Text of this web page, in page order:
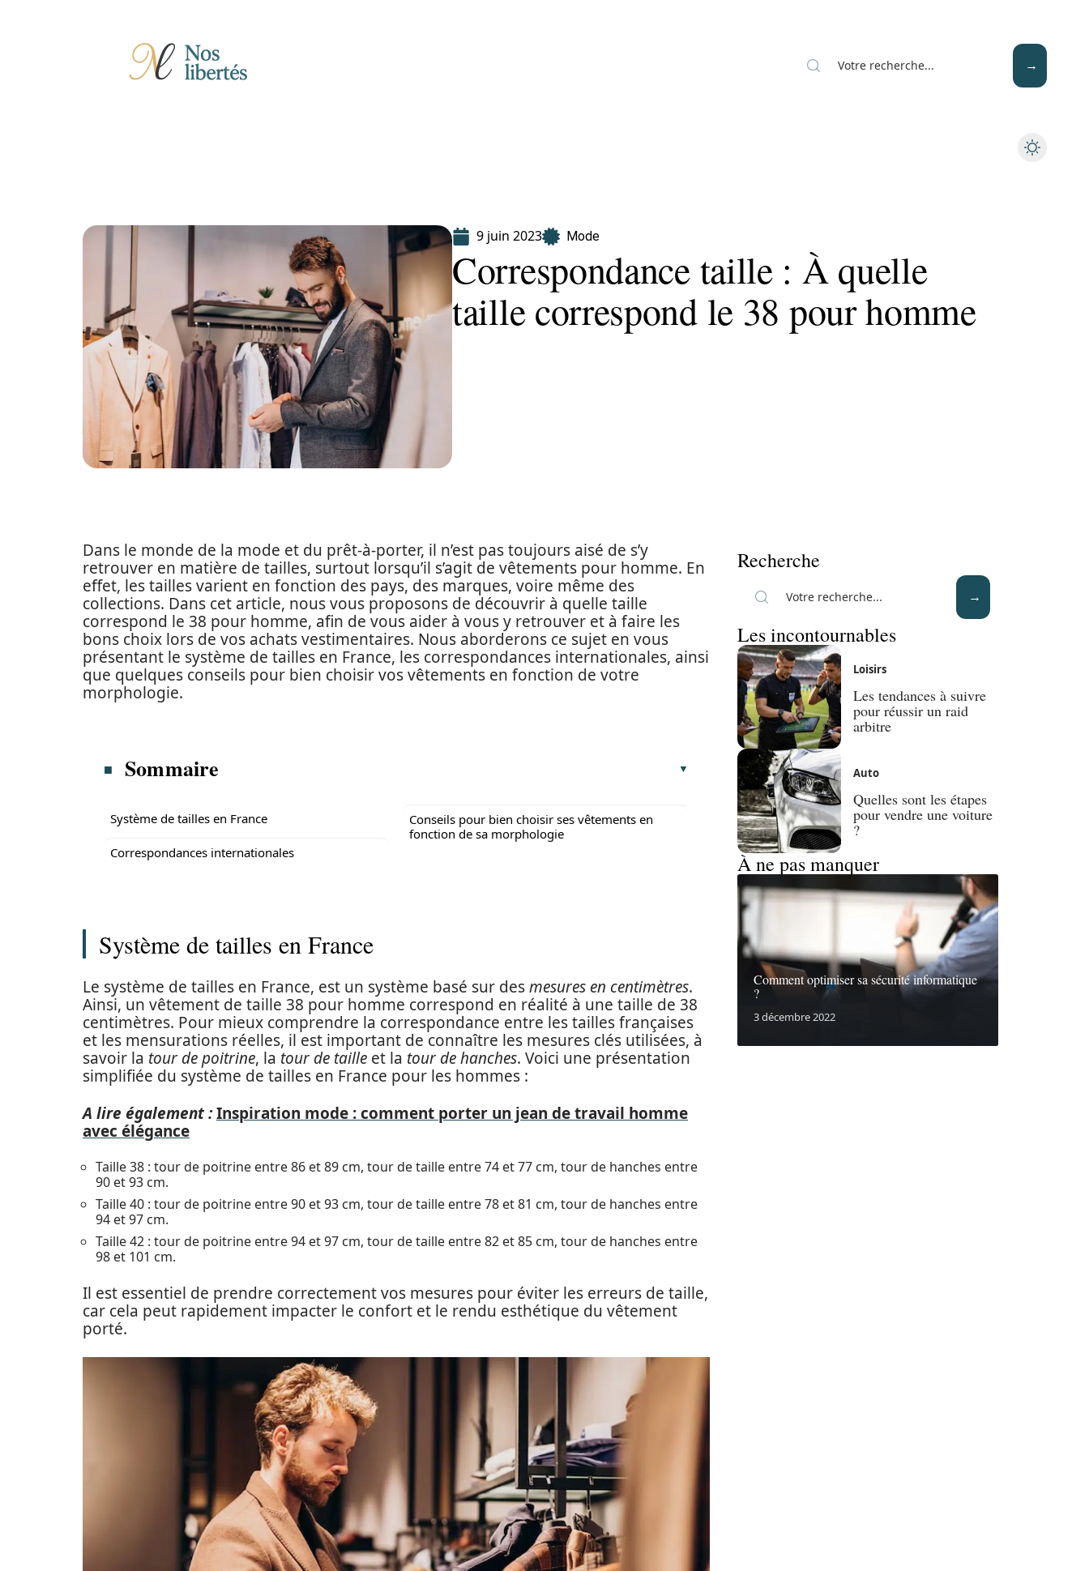
9 juin 2023 Mode
Correspondance taille : À quelle
taille correspond le 38 pour homme
Dans le monde de la mode et du prêt-à-porter, il n’est pas toujours aisé de s’y
retrouver en matière de tailles, surtout lorsqu’il s’agit de vêtements pour homme. En
effet, les tailles varient en fonction des pays, des marques, voire même des
collections. Dans cet article, nous vous proposons de découvrir à quelle taille
correspond le 38 pour homme, afin de vous aider à vous y retrouver et à faire les
bons choix lors de vos achats vestimentaires. Nous aborderons ce sujet en vous
présentant le système de tailles en France, les correspondances internationales, ainsi
que quelques conseils pour bien choisir vos vêtements en fonction de votre
morphologie.
Sommaire
Système de tailles en France
Correspondances internationales
Conseils pour bien choisir ses vêtements en
fonction de sa morphologie
Système de tailles en France
Le système de tailles en France, est un système basé sur desmesures en centimètres.
Ainsi, un vêtement de taille 38 pour homme correspond en réalité à une taille de 38
centimètres. Pour mieux comprendre la correspondance entre les tailles françaises
et les mensurations réelles, il est important de connaître les mesures clés utilisées, à
savoir la tour de poitrine, la tour de taille et la tour de hanches. Voici une présentation
simplifiée du système de tailles en France pour les hommes :
A lire également :Inspiration mode : comment porter un jean de travail homme
avec élégance
Taille 38 : tour de poitrine entre 86 et 89 cm, tour de taille entre 74 et 77 cm, tour de hanches entre
90 et 93 cm.
Taille 40 : tour de poitrine entre 90 et 93 cm, tour de taille entre 78 et 81 cm, tour de hanches entre
94 et 97 cm.
Taille 42 : tour de poitrine entre 94 et 97 cm, tour de taille entre 82 et 85 cm, tour de hanches entre
98 et 101 cm.
Il est essentiel de prendre correctement vos mesures pour éviter les erreurs de taille,
car cela peut rapidement impacter le confort et le rendu esthétique du vêtement
porté.
Recherche
Les incontournables
Loisirs
Les tendances à suivre
pour réussir un raid
arbitre
Auto
Quelles sont les étapes
pour vendre une voiture
?
À ne pas manquer
Comment optimiser sa sécurité informatique
?
3 décembre 2022